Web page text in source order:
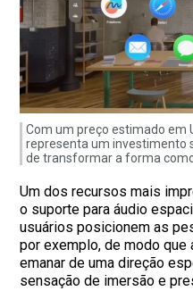
Com um preço estimado em
representa um investimento
de transformar a forma
Um dos recursos mais
o suporte para áudio
usuários posicionem as
por exemplo, de modo
emanar de uma direção
sensação de imersão e